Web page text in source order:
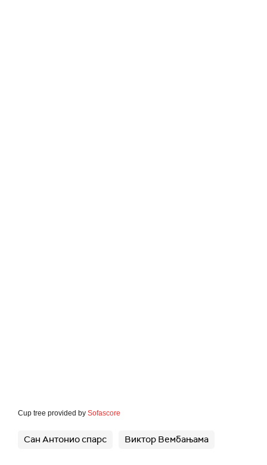
Cup tree provided by Sofascore
Сан Антонио спарс Виктор Вембањама